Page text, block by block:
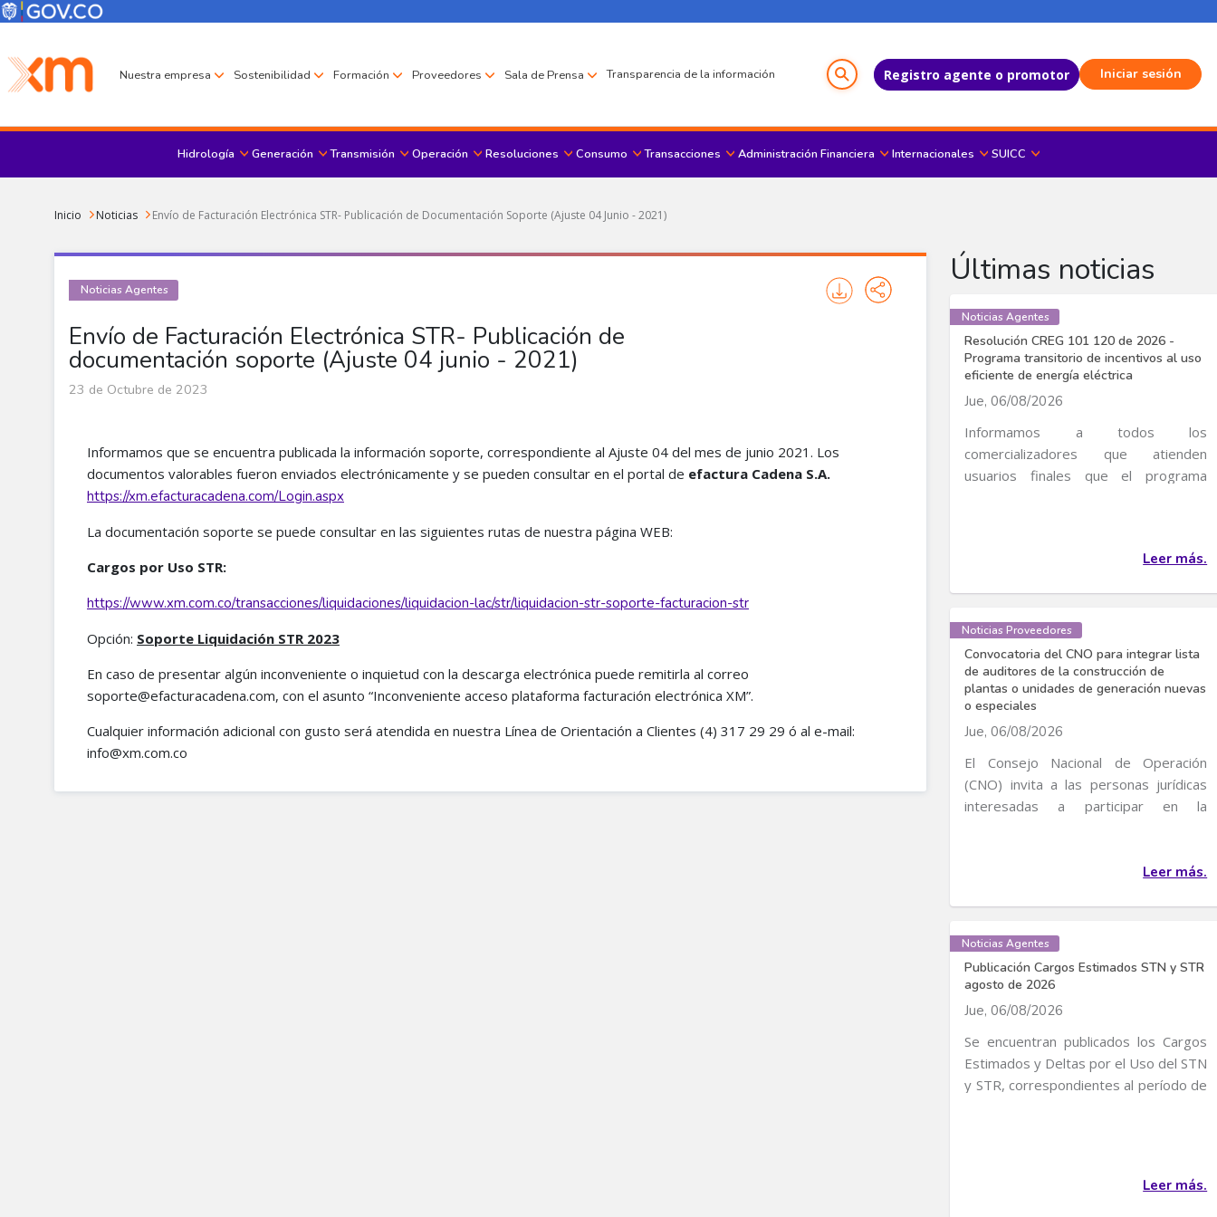
Pasar al contenido principal
Menú Corporativo
Menú de encabezado
Nuestra empresa Sostenibilidad Formación Proveedores Sala de Prensa Transparencia de la información Registro agente o promotor Iniciar sesión
Menu principal
Hidrología Generación Transmisión Operación Resoluciones Consumo Transacciones Administración Financiera Internacionales SUICC
Sobrescribir enlaces de ayuda a la navegación
Inicio Noticias Envío de Facturación Electrónica STR- Publicación de Documentación Soporte (Ajuste 04 Junio - 2021)
Envío de Facturación Electrónica STR- Publicación de
documentación soporte (Ajuste 04 junio - 2021)
Noticias Agentes
23 de Octubre de 2023
Informamos que se encuentra publicada la información soporte, correspondiente al Ajuste 04 del mes de junio 2021. Los
documentos valorables fueron enviados electrónicamente y se pueden consultar en el portal de efactura Cadena S.A.
https://xm.efacturacadena.com/Login.aspx
La documentación soporte se puede consultar en las siguientes rutas de nuestra página WEB:
Cargos por Uso STR:
https://www.xm.com.co/transacciones/liquidaciones/liquidacion-lac/str/liquidacion-str-soporte-facturacion-str
Opción: Soporte Liquidación STR 2023
En caso de presentar algún inconveniente o inquietud con la descarga electrónica puede remitirla al correo
soporte@efacturacadena.com, con el asunto “Inconveniente acceso plataforma facturación electrónica XM”.
Cualquier información adicional con gusto será atendida en nuestra Línea de Orientación a Clientes (4) 317 29 29 ó al e-mail:
info@xm.com.co
Últimas noticias
Noticias Agentes
Resolución CREG 101 120 de 2026 -
Programa transitorio de incentivos al uso
eficiente de energía eléctrica
Jue, 06/08/2026
Informamos a todos los
comercializadores que atienden
usuarios finales que el programa
Leer más.
Noticias Proveedores
Convocatoria del CNO para integrar lista
de auditores de la construcción de
plantas o unidades de generación nuevas
o especiales
Jue, 06/08/2026
El Consejo Nacional de Operación
(CNO) invita a las personas jurídicas
interesadas a participar en la
Leer más.
Noticias Agentes
Publicación Cargos Estimados STN y STR
agosto de 2026
Jue, 06/08/2026
Se encuentran publicados los Cargos
Estimados y Deltas por el Uso del STN
y STR, correspondientes al período de
Leer más.